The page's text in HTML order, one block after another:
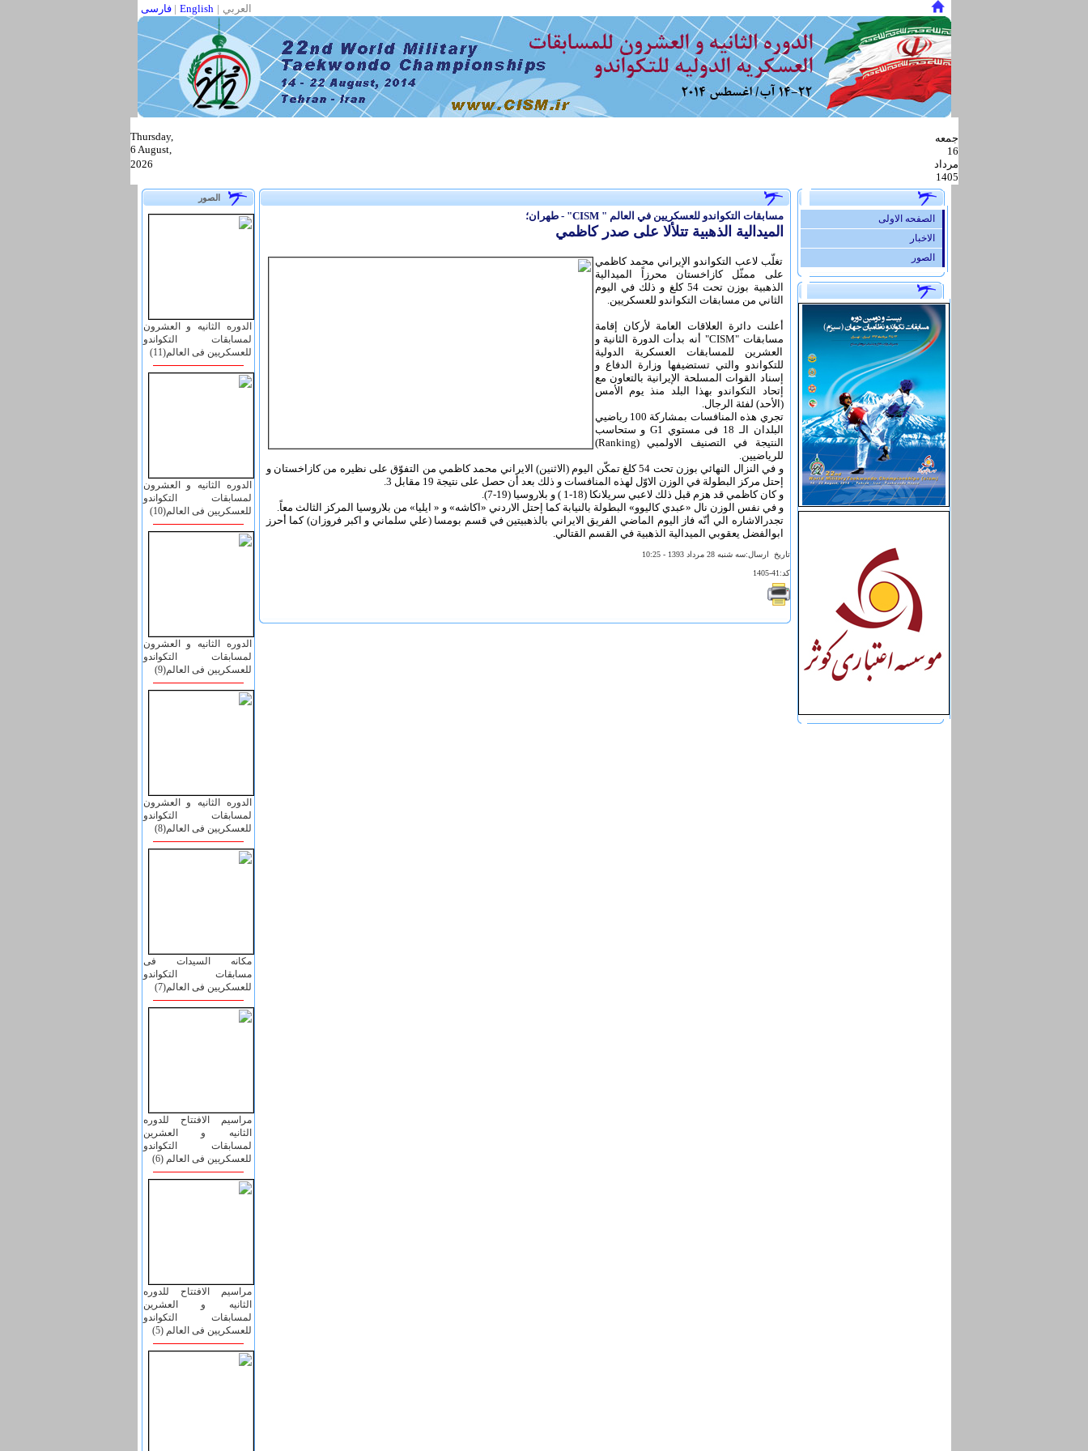
فارسی | English | العربي
Thursday,
6 August,
2026
جمعه
16
مرداد
1405
الصور
الدوره الثانیه و العشرون
لمسابقات التکواندو
للعسکریین فی العالم(11)
الدوره الثانیه و العشرون
لمسابقات التکواندو
للعسکریین فی العالم(10)
الدوره الثانیه و العشرون
لمسابقات التکواندو
للعسکریین فی العالم(9)
الدوره الثانیه و العشرون
لمسابقات التکواندو
للعسکریین فی العالم(8)
مکانه السیدات فی
مسابقات التکواندو
للعسکریین فی العالم(7)
مراسیم الافتتاح للدوره
الثانیه و العشرین
لمسابقات التکواندو
للعسکریین فی العالم (6)
مراسیم الافتتاح للدوره
الثانیه و العشرین
لمسابقات التکواندو
للعسکریین فی العالم (5)
.
مسابقات التكواندو للعسكريين في العالم " CISM" - طهران؛
الميدالية الذهبية تتلألا على صدر كاظمي
تغلّب لاعب التكواندو الإيراني محمد كاظمي
على ممثّل كازاخستان محرزاً الميدالية
الذهبية بوزن تحت 54 كلغ و ذلك في‌ اليوم
الثاني من مسابقات التكواندو للعسکريين.
أعلنت دائرة العلاقات العامة لأركان إقامة
مسابقات "CISM" أنه بدأت الدورة الثانية و
العشرين للمسابقات العسكرية الدولية
للتكواندو والتي تستضيفها وزارة الدفاع و
إسناد القوات المسلحة الإيرانية بالتعاون مع
إتحاد التكواندو بهذا البلد منذ يوم الأمس
(الأحد) لفئة الرجال.
تجري هذه المنافسات بمشاركة 100 رياضيي
البلدان الـ 18 فى مستوي G1 و ستحاسب
النتيجة في التصنيف الاولمبي (Ranking)
للرياضيين.
و في النزال النهائي بوزن تحت 54 كلغ تمكّن اليوم (الاثنين) الايراني محمد كاظمي من التفوّق على نظيره من كازاخستان و
إحتل مركز البطولة في الوزن الاوّل لهذه المنافسات و ذلك بعد أن حصل على نتيجة 19 مقابل 3.
و كان كاظمي قد هزم قبل ذلك لاعبي سريلانكا (18-1 ) و بلاروسيا (19-7).
و في نفس الوزن نال «عبدي كاليوو» البطولة بالنيابة كما إحتل الاردني «اكاشه» و « ايليا» من بلاروسيا المركز الثالث معاً.
تجدرالاشاره الي أنّه فاز اليوم الماضي الفريق الايراني بالذهبيتين في قسم بومسا (علي سلماني و اكبر فروزان) كما أحرز
ابوالفضل يعقوبي الميدالية الذهبية في القسم القتالي.
تاريخ ارسال:سه شنبه 28 مرداد 1393 - 10:25
کد:41-1405
الصفحه الاولی
الاخبار
الصور